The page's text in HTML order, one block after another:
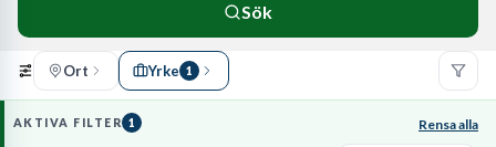
Sök
Ort Yrke 1
AKTIVA FILTER 1 Rensa alla